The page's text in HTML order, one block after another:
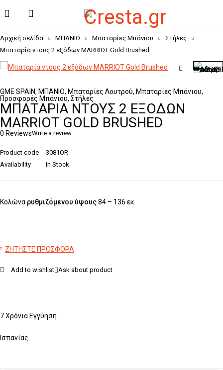
Αρχική σελίδα ΜΠΑΝΙΟ Μπαταρίες Μπάνιου
Στήλες
Μπαταρία ντους 2 εξόδων MARRIOT Gold Brushed
GME SPAIN, ΜΠΑΝΙΟ, Μπαταρίες Λουτρού, Μπαταρίες Μπάνιου,
Προσφορές Μπάνιου, Στήλες
ΜΠΑΤΑΡΊΑ ΝΤΟΥΣ 2 ΕΞΌΔΩΝ
MARRIOT GOLD BRUSHED
0 ReviewsWrite a review
Product code
3081OR
Availability
In Stock
Κολώνα ρυθμιζόμενου ύψους84 – 136 εκ.
ΖΗΤΗΣΤΕ ΠΡΟΣΦΟΡΑ
Add to wishlist Ask about product
7 Χρόνια Εγγύηση
Ισπανίας